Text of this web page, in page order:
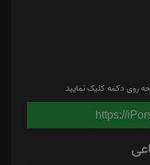
روی دکمه کلیک نمایید
https://